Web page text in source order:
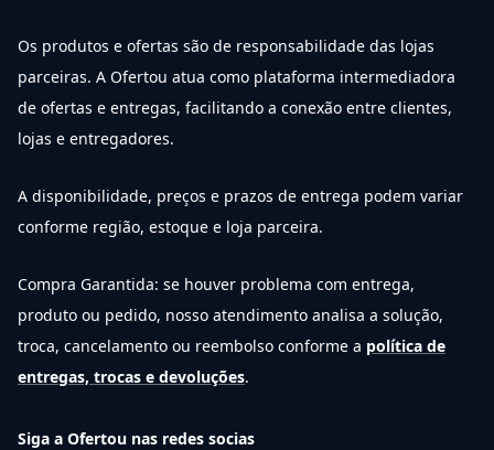
Os produtos e ofertas são de responsabilidade das lojas
parceiras. A Ofertou atua como plataforma intermediadora
de ofertas e entregas, facilitando a conexão entre clientes,
lojas e entregadores.
A disponibilidade, preços e prazos de entrega podem variar
conforme região, estoque e loja parceira.
Compra Garantida: se houver problema com entrega,
produto ou pedido, nosso atendimento analisa a solução,
troca, cancelamento ou reembolso conforme a política de
entregas, trocas e devoluções.
Siga a Ofertou nas redes socias